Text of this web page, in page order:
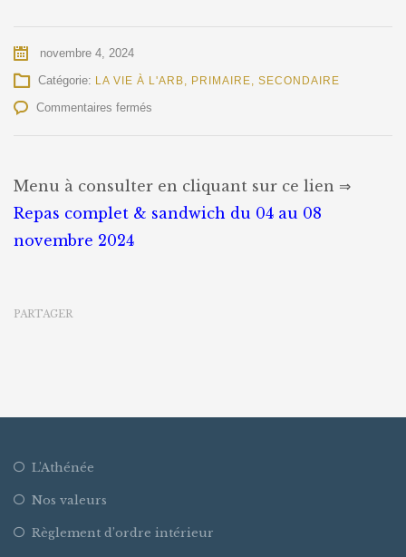
novembre 4, 2024
Catégorie: LA VIE À L'ARB, PRIMAIRE, SECONDAIRE
Commentaires fermés
sandwich
04
Menu à consulter en cliquant sur ce lien ⇒
Repas complet & sandwich du 04 au 08
novembre 2024
PARTAGER
L’Athénée
Nos valeurs
Règlement d’ordre intérieur